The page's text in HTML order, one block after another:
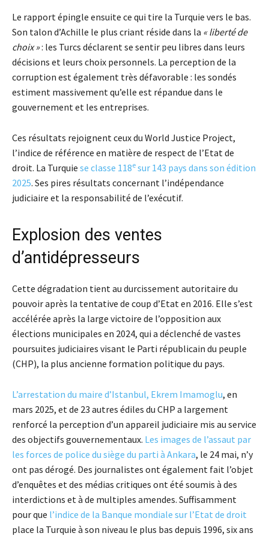
Le rapport épingle ensuite ce qui tire la Turquie vers le bas.
Son talon d’Achille le plus criant réside dans la « liberté de
choix »: les Turcs déclarent se sentir peu libres dans leurs
décisions et leurs choix personnels. La perception de la
corruption est également très défavorable : les sondés
estiment massivement qu’elle est répandue dans le
gouvernement et les entreprises.
Ces résultats rejoignent ceux du World Justice Project,
l’indice de référence en matière de respect de l’Etat de
droit. La Turquie se classe 118e sur 143 pays dans son édition
2025. Ses pires résultats concernant l’indépendance
judiciaire et la responsabilité de l’exécutif.
Explosion des ventes
d’antidépresseurs
Cette dégradation tient au durcissement autoritaire du
pouvoir après la tentative de coup d’Etat en 2016. Elle s’est
accélérée après la large victoire de l’opposition aux
élections municipales en 2024, qui a déclenché de vastes
poursuites judiciaires visant le Parti républicain du peuple
(CHP), la plus ancienne formation politique du pays.
L’arrestation du maire d’Istanbul, Ekrem Imamoglu, en
mars 2025, et de 23 autres édiles du CHP a largement
renforcé la perception d’un appareil judiciaire mis au service
des objectifs gouvernementaux. Les images de l’assaut par
les forces de police du siège du parti à Ankara, le 24 mai, n’y
ont pas dérogé. Des journalistes ont également fait l’objet
d’enquêtes et des médias critiques ont été soumis à des
interdictions et à de multiples amendes. Suffisamment
pour que l’indice de la Banque mondiale sur l’Etat de droit
place la Turquie à son niveau le plus bas depuis 1996, six ans